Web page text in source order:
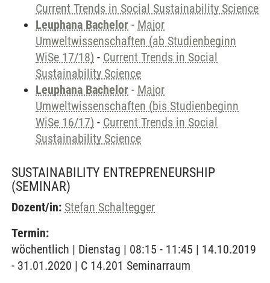
Current Trends in Social Sustainability Science
Leuphana Bachelor - Major
Umweltwissenschaften (ab Studienbeginn
WiSe 17/18) - Current Trends in Social
Sustainability Science
Leuphana Bachelor - Major
Umweltwissenschaften (bis Studienbeginn
WiSe 16/17) - Current Trends in Social
Sustainability Science
SUSTAINABILITY ENTREPRENEURSHIP
(SEMINAR)
Dozent/in: Stefan Schaltegger
Termin:
wöchentlich | Dienstag | 08:15 - 11:45 | 14.10.2019
- 31.01.2020 | C 14.201 Seminarraum